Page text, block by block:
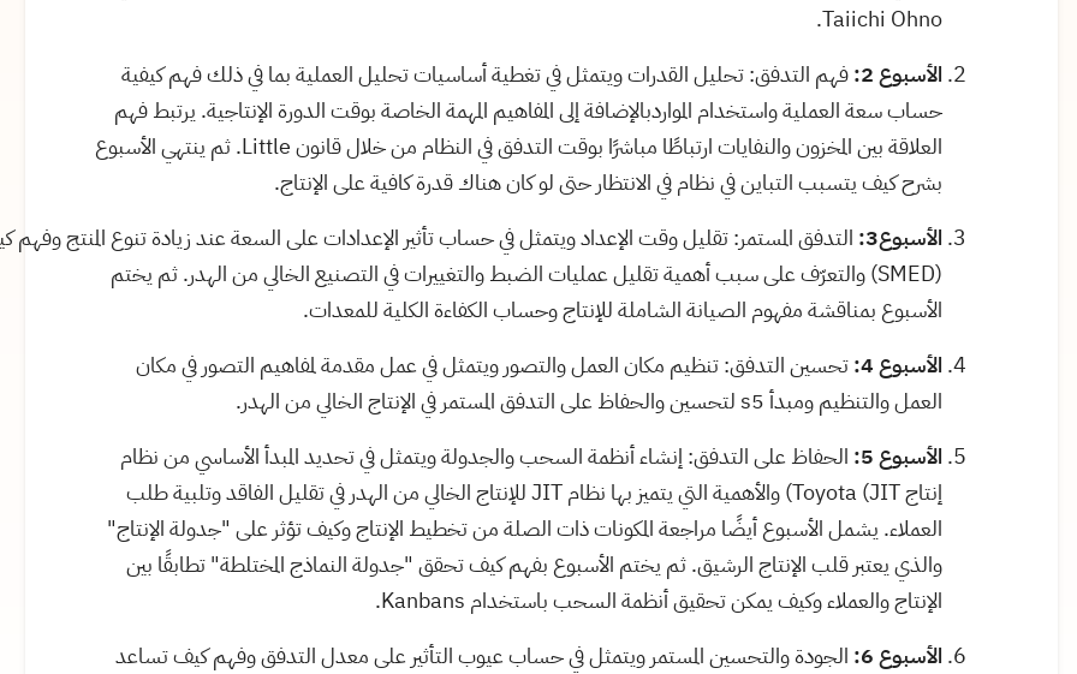
Taiichi Ohno
.
الأسبوع 2:
فهم التدفق: تحليل القدرات ويتمثل في تغطية أساسيات تحليل العملية بما في ذلك فهم كيفية
حساب سعة العملية واستخدام المواردبالإضافة إلى المفاهيم المهمة الخاصة بوقت الدورة الإنتاجية. يرتبط فهم
العلاقة بين المخزون والنفايات ارتباطًا مباشرًا بوقت التدفق في النظام من خلال قانونLittle. ثم ينتهي الأسبوع
بشرح كيف يتسبب التباين في نظام في الانتظار حتى لو كان هناك قدرة كافية على الإنتاج.
الأسبوع3:
التدفق المستمر: تقليل وقت الإعداد ويتمثل في حساب تأثير الإعدادات على السعة عند زيادة تنوع
(
SMED) والتعرّف على سبب أهمية تقليل عمليات الضبط والتغييرات في التصنيع الخالي من الهدر. ثم يختم
الأسبوع بمناقشة مفهوم الصيانة الشاملة للإنتاج وحساب الكفاءة الكلية للمعدات.
الأسبوع 4:
تحسين التدفق: تنظيم مكان العمل والتصور ويتمثل في عمل مقدمة لمفاهيم التصور في مكان
العمل والتنظيم ومبدأ 5 sلتحسين والحفاظ على التدفق المستمر في الإنتاج الخالي من الهدر.
الأسبوع 5:
الحفاظ على التدفق: إنشاء أنظمة السحب والجدولة ويتمثل في تحديد المبدأ الأساسي من نظام
إنتاجToyota (JIT) والأهمية التي يتميز بها نظامJITللإنتاج الخالي من الهدر في تقليل الفاقد وتلبية طلب
العملاء. يشمل الأسبوع أيضًا مراجعة المكونات ذات الصلة من تخطيط الإنتاج وكيف تؤثر على "جدولة الإنتاج"
والذي يعتبر قلب الإنتاج الرشيق. ثم يختم الأسبوع بفهم كيف تحقق "جدولة النماذج المختلطة" تطابقًا بين
الإنتاج والعملاء وكيف يمكن تحقيق أنظمة السحب باستخدام Kanbans
.
الأسبوع 6:
الجودة والتحسين المستمر ويتمثل في حساب عيوب التأثير على معدل التدفق وفهم كيف تساعد